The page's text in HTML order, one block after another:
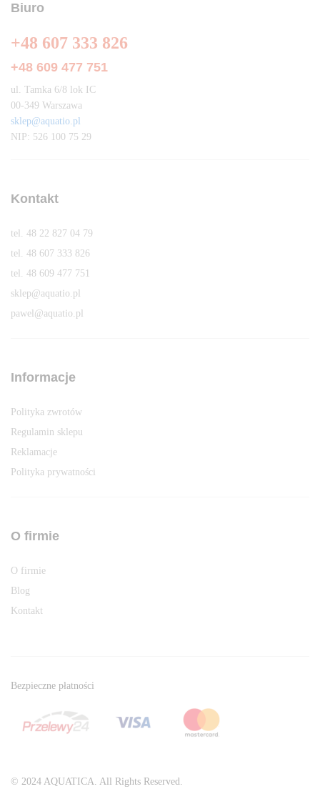
Biuro
+48 607 333 826
+48 609 477 751
ul. Tamka 6/8 lok IC
00-349 Warszawa
sklep@aquatio.pl
NIP: 526 100 75 29
Kontakt
tel. 48 22 827 04 79
tel. 48 607 333 826
tel. 48 609 477 751
sklep@aquatio.pl
pawel@aquatio.p
Informacje
Polityka zwrotów
Regulamin sklepu
Reklamacje
Polityka prywatności
O firmie
O firmie
Blog
Kontakt
© 2024 AQUATICA. All Rights Reserved.
Bezpieczne płatności